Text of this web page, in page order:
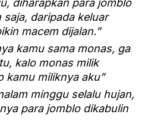
diharapkan para jomblo
daripada keluar
macem dijalan.”
kamu sama monas, ga
kalo monas milik
kamu miliknya aku”
minggu selalu hujan,
para jomblo dikabulin